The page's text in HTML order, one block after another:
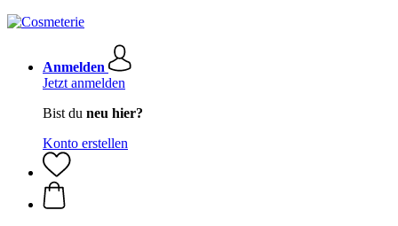
Anmelden
Jetzt anmelden
Bist du neu hier?
Konto erstellen